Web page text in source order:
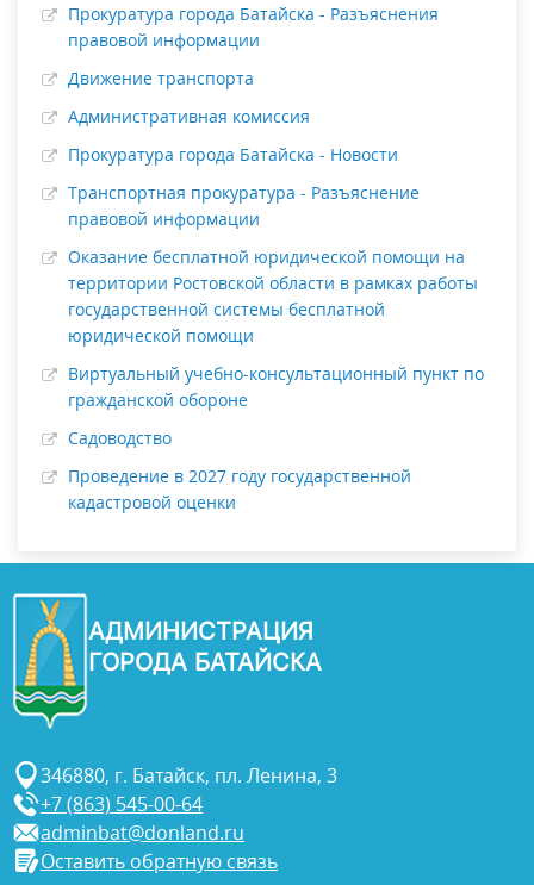
Прокуратура города Батайска - Разъяснения
правовой информации
Движение транспорта
Административная комиссия
Прокуратура города Батайска - Новости
Транспортная прокуратура - Разъяснение
правовой информации
Оказание бесплатной юридической помощи на
территории Ростовской области в рамках работы
государственной системы бесплатной
юридической помощи
Виртуальный учебно-консультационный пункт по
гражданской обороне
Садоводство
Проведение в 2027 году государственной
кадастровой оценки
АДМИНИСТРАЦИЯ
ГОРОДА БАТАЙСКА
346880, г. Батайск, пл. Ленина, 3
+7 (863) 545-00-64
adminbat@donland.ru
Оставить обратную связь